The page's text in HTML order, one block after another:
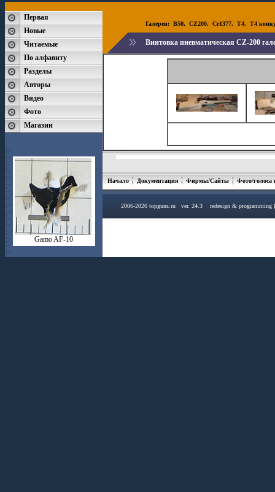
Первая
Новые
Читаемые
По алфавиту
Разделы
Авторы
Видео
Фото
Магазин
Gamo AF-10
Галереи: B50, CZ200, Cr1377, T4, T4
Винтовка пневматическая CZ-200
Начало Документация Фирмы/Сайты Фото/голоса
2006-2026 topguns.ru ver. 24.3 redesign & programming